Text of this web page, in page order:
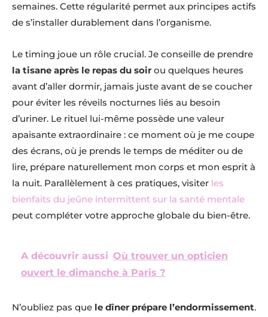
semaines. Cette régularité permet aux principes actifs
de s’installer durablement dans l’organisme.
Le timing joue un rôle crucial. Je conseille de prendre
la tisane après le repas du soir ou quelques heures
avant d’aller dormir, jamais juste avant de se coucher
pour éviter les réveils nocturnes liés au besoin
d’uriner. Le rituel lui-même possède une valeur
apaisante extraordinaire : ce moment où je me coupe
des écrans, où je prends le temps de méditer ou de
lire, prépare naturellement mon corps et mon esprit à
la nuit. Parallèlement à ces pratiques, visiter les
bienfaits du jeûne intermittent sur la santé mentale
peut compléter votre approche globale du bien-être.
A découvrir aussi Où trouver un opticien
ouvert le dimanche à Paris ?
N’oubliez pas que le dîner prépare l’endormissement.